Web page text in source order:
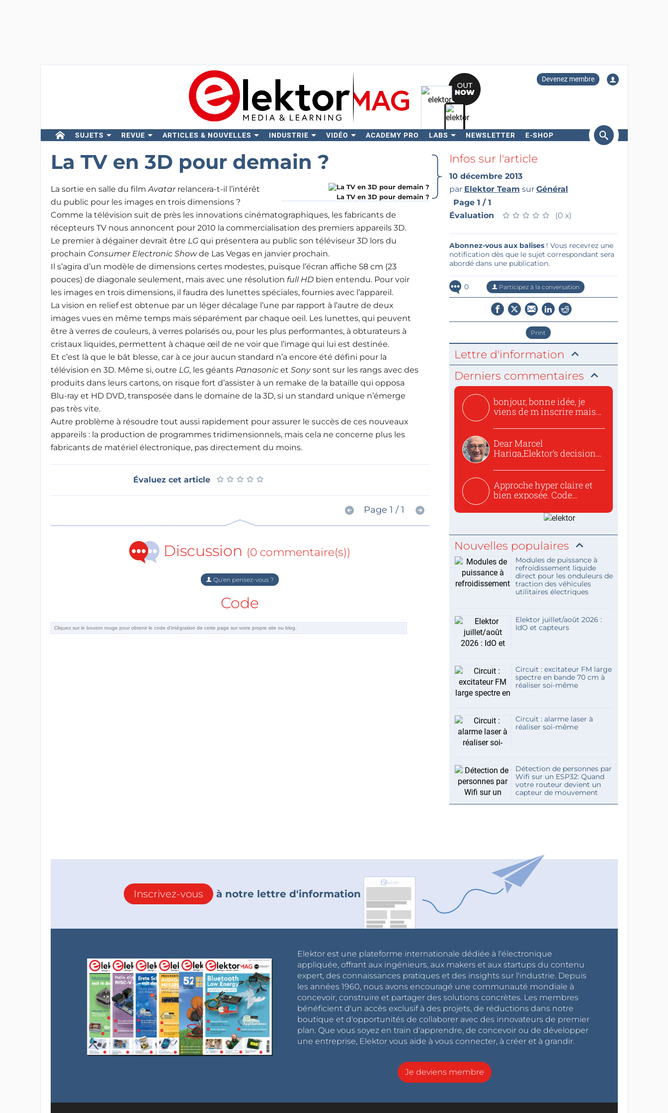
Devenez membre
SUJETS REVUE ARTICLES & NOUVELLES INDUSTRIE VIDÉO ACADEMY PRO LABS NEWSLETTER E-SHOP
Rechercher
La TV en 3D pour demain ?
La TV en 3D pour demain ?
La sortie en salle du filmAvatarrelancera-t-il l’intérêt
du public pour les images en trois dimensions ?
Comme la télévision suit de près les innovations cinématographiques, les fabricants de
récepteurs TV nous annoncent pour 2010 la commercialisation des premiers appareils 3D.
Le premier à dégainer devrait être LGqui présentera au public son téléviseur 3D lors du
prochain Consumer Electronic Showde Las Vegas en janvier prochain.
Il s’agira d’un modèle de dimensions certes modestes, puisque l’écran affiche 58 cm (23
pouces) de diagonale seulement, mais avec une résolution full HD bien entendu. Pour voir
les images en trois dimensions, il faudra des lunettes spéciales, fournies avec l’appareil.
La vision en relief est obtenue par un léger décalage l’une par rapport à l’autre de deux
images vues en même temps mais séparément par chaque oeil. Les lunettes, qui peuvent
être à verres de couleurs, à verres polarisés ou, pour les plus performantes, à obturateurs à
cristaux liquides, permettent à chaque œil de ne voir que l’image qui lui est destinée.
Et c’est là que le bât blesse, car à ce jour aucun standard n’a encore été défini pour la
télévision en 3D. Même si, outre LG, les géantsPanasonic et Sonysont sur les rangs avec des
produits dans leurs cartons, on risque fort d’assister à un remake de la bataille qui opposa
Blu-ray et HD DVD, transposée dans le domaine de la 3D, si un standard unique n’émerge
pas très vite.
Autre problème à résoudre tout aussi rapidement pour assurer le succès de ces nouveaux
appareils : la production de programmes tridimensionnels, mais cela ne concerne plus les
fabricants de matériel électronique, pas directement du moins.
Évaluez cet article ★ ★ ★ ★ ★
★ ★ ★ ★ ★
Page 1 / 1
Discussion (0 commentaire(s))
Qu'en pensez-vous ?
Code
Infos sur l'article
10 décembre 2013
par Elektor Team sur Général
Page 1 / 1
Évaluation
★ ★ ★ ★ ★
★ ★ ★ ★ ★ (0 x)
Abonnez-vous aux balises! Vous recevrez une
notification dès que le sujet correspondant sera
abordé dans une publication.
0 Participez à la conversation
Print
Lettre d'information
Derniers commentaires
bonjour, bonne idée, je
viens de m inscrire mais
Dear Marcel
Hariga,Elektor’s decision
Approche hyper claire et
bien exposée. Code
Nouvelles populaires
Modules de puissance à
refroidissement liquide
direct pour les onduleurs de
traction des véhicules
utilitaires électriques
Elektor juillet/août 2026 :
IdO et capteurs
Circuit : excitateur FM large
spectre en bande 70 cm à
réaliser soi-même
Circuit : alarme laser à
réaliser soi-même
Détection de personnes par
Wifi sur un ESP32: Quand
votre routeur devient un
capteur de mouvement
Inscrivez-vous à notre lettre d'information
Elektor est une plateforme internationale dédiée à l'électronique
appliquée, offrant aux ingénieurs, aux makers et aux startups du contenu
expert, des connaissances pratiques et des insights sur l'industrie. Depuis
les années 1960, nous avons encouragé une communauté mondiale à
concevoir, construire et partager des solutions concrètes. Les membres
bénéficient d'un accès exclusif à des projets, de réductions dans notre
boutique et d'opportunités de collaborer avec des innovateurs de premier
plan. Que vous soyez en train d'apprendre, de concevoir ou de développer
une entreprise, Elektor vous aide à vous connecter, à créer et à grandir.
Je deviens membre